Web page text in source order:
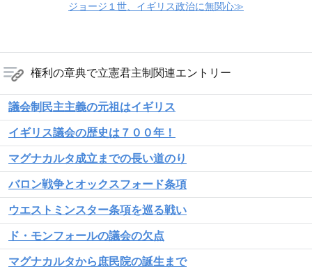
ジョージ１世、イギリス政治に無関心≫
権利の章典で立憲君主制関連エントリー
議会制民主主義の元祖はイギリス
イギリス議会の歴史は７００年！
マグナカルタ成立までの長い道のり
バロン戦争とオックスフォード条項
ウエストミンスター条項を巡る戦い
ド・モンフォールの議会の欠点
マグナカルタから庶民院の誕生まで